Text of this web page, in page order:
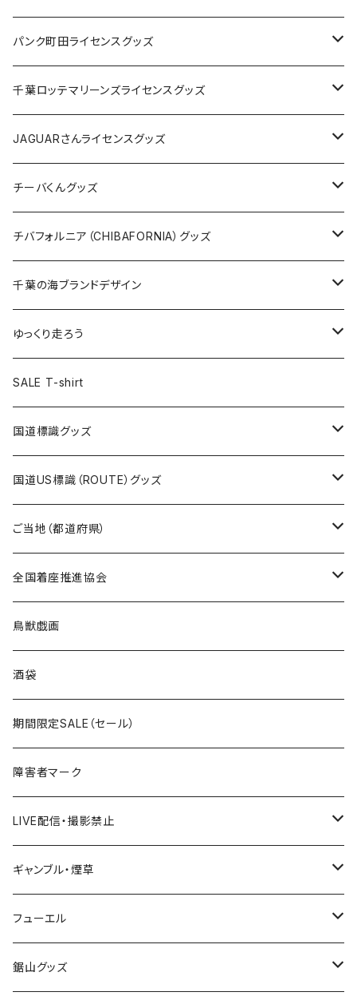
ステッカー
缶バッジ
ホテルキーホルダー
缶バッジ
アクリルキーホルダー
ホテルキーホルダー
クリアファイル
Tシャツ
キャップ
トートバッグ
ランチバッグ
エコバッグ
Tシャツ
キャップ
バッグ
ステッカー
缶バッジ
キーホルダー
クリアファイル
パンク町田ライセンスグッズ
Tシャツ
キャップ
バッグ
ステッカー
缶バッジ
キーホルダー
クリアファイル
千葉ロッテマリーンズライセンスグッズ
ステッカー
ステッカー
ステッカー大
缶バッジ
缶バッジ32mm
缶バッジ54mm
エコバッグ
JAGUARさんコラボグッズ
Tシャツ
ステッカー
サコッシュ
ホテルキーホルダー
モーテルキーホルダー
トートバッグ
JAGUARさんライセンスグッズ
Tシャツ
ステッカー
缶バッジ
クリアファイル
マスク
エコバッグ
千葉ロッテマリーンズコラボ
チーバくんグッズ
Tシャツ
キャップ
エコバッグ
ステッカー
モーテルキーホルダー
ホテルキーホルダー
トートバッグ
チバフォルニア（CHIBAFORNIA）グッズ
Tシャツ
キャップ
ステッカー
ホテルキーホルダー
千葉の海ブランドデザイン
Tシャツ
キャップ
ステッカー
ゆっくり走ろう
Tシャツ
ステッカー
ホテルキーホルダー
SALE T-shirt
国道標識グッズ
ステッカー
国道0～99号線
国道100～199号線
国道600～699号線
国道700～799号線
Tシャツ
キャップ
国道US標識（ROUTE）グッズ
ステッカー
ROUTE 0～99号線
ROUTE100～199号線
ROUTE600～699号線
ROUTE700～799号線
Tシャツ
ROUTE 0～99号線
ROUTE 100～199号線
ROUTE 600～699号線
ROUTE 700～799号線
キャップ
ROUTE 0～99号線
ROUTE 100～199号線
ROUTE 600～699号線
ROUTE 700～799号線
ご当地（都道府県）
北海道
青森県
岩手県
宮城県
秋田県
Tシャツ
ステッカー
山形県
福島県
茨城県
栃木県
全国着座推進協会
ステッカー
鳥獣戯画
酒袋
期間限定SALE（セール）
障害者マーク
LIVE配信・撮影禁止
LIVE配信禁止
撮影禁止
ギャンブル・煙草
ホテルキーホルダー
たばこ・禁煙ステッカー
フューエル
ステッカー
鋸山グッズ